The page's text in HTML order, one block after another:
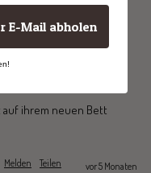
ihrem neuen Bett
Melden Teilen vor 5 Monaten
E-Mail abholen